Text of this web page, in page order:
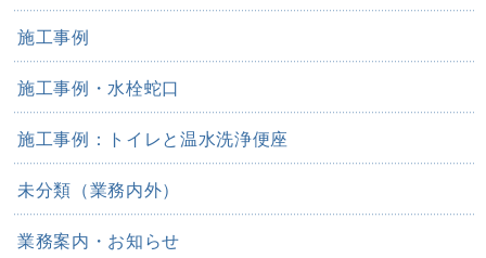
施工事例
施工事例・水栓蛇口
施工事例：トイレと温水洗浄便座
未分類（業務内外）
業務案内・お知らせ